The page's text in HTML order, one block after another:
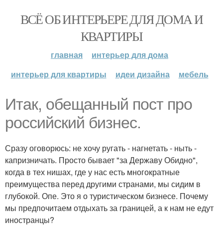
ВСЁ ОБ ИНТЕРЬЕРЕ ДЛЯ ДОМА И
КВАРТИРЫ
главная
интерьер для дома
интерьер для квартиры
идеи дизайна мебель
Итак, обещанный пост про
российский бизнес.
Сразу оговорюсь: не хочу ругать - нагнетать - ныть -
капризничать. Просто бывает "за Державу Обидно",
когда в тех нишах, где у нас есть многократные
преимущества перед другими странами, мы сидим в
глубокой. Опе. Это я о туристическом бизнесе. Почему
мы предпочитаем отдыхать за границей, а к нам не едут
иностранцы?